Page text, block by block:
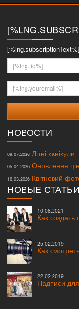
[%lng.subscriptionText%]
[%lng.fio%]
[%lng.youremail%]
НОВОСТИ
09.07.2026 Літні канікули
05.04.2026 Оновлення
16.03.2026 Квітневий
НОВЫЕ СТАТЬИ
10.08.2021
Как
25.02.2019
Как
22.02.2019
Надписи